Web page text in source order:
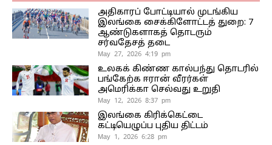
அதிகாரப் போட்டியால் முடங்கிய
இலங்கை சைக்கிளோட்டத் துறை: 7
ஆண்டுகளாகத் தொடரும்
சர்வதேசத் தடை
May 27, 2026 4:19 pm
உலகக் கிண்ண கால்பந்து தொடரில்
பங்கேற்க ஈரான் வீரர்கள்
அமெரிக்கா செல்வது உறுதி
May 12, 2026 8:37 pm
இலங்கை கிரிக்கெட்டை
கட்டியெழுப்ப புதிய திட்டம்
May 1, 2026 6:28 pm